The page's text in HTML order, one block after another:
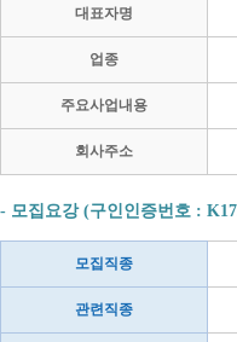
대표자명
업종
주요사업내용
회사주소
- 모집요강 (구인인증번호 :
모집직종
관련직종